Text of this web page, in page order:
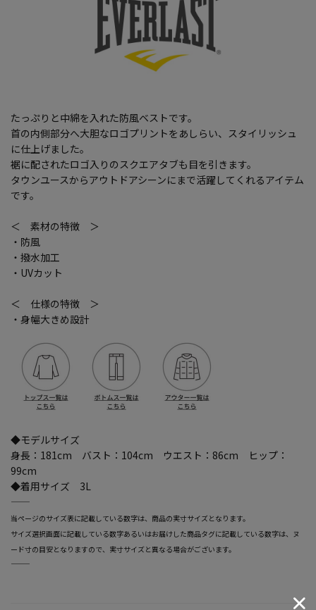
たっぷりと中綿を入れた防風ベストです。
首の内側部分へ大胆なロゴプリントをあしらい、スタイリッシュ
に仕上げました。
裾に配されたロゴ入りのスクエアタブも目を引きます。
タウンユースからアウトドアシーンにまで活躍してくれるアイテム
です。
＜ 素材の特徴 ＞
・防風
・撥水加工
・UVカット
＜ 仕様の特徴 ＞
・身幅大きめ設計
◆モデルサイズ
身長：181cm バスト：104cm ウエスト：86cm ヒップ：
99cm
◆着用サイズ 3L
―――――――――――――――――――――――
当ページのサイズ表に記載している数字は、商品の実寸サイズとなります。
サイズ選択画面に記載している数字あるいはお届けした商品タグに記載している数字は、ヌ
ード寸の目安となりますので、実寸サイズと異なる場合がございます。
―――――――――――――――――――――――